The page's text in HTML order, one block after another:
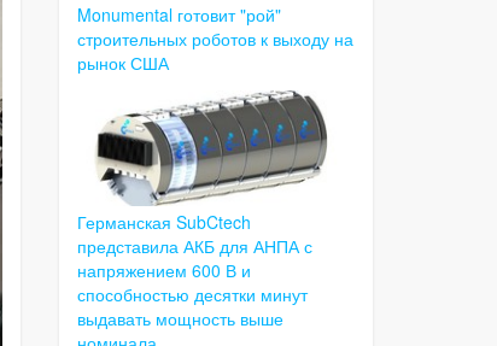
Monumental готовит "рой"
строительных роботов к выходу на
рынок США
Германская SubCtech
представила АКБ для АНПА с
напряжением 600 В и
способностью десятки минут
выдавать мощность выше